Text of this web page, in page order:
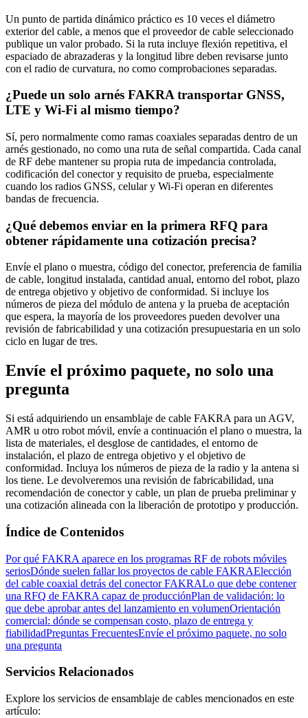
Un punto de partida dinámico práctico es 10 veces el diámetro
exterior del cable, a menos que el proveedor de cable seleccionado
publique un valor probado. Si la ruta incluye flexión repetitiva, el
espaciado de abrazaderas y la longitud libre deben revisarse junto
con el radio de curvatura, no como comprobaciones separadas.
¿Puede un solo arnés FAKRA transportar GNSS,
LTE y Wi‑Fi al mismo tiempo?
Sí, pero normalmente como ramas coaxiales separadas dentro de un
arnés gestionado, no como una ruta de señal compartida. Cada canal
de RF debe mantener su propia ruta de impedancia controlada,
codificación del conector y requisito de prueba, especialmente
cuando los radios GNSS, celular y Wi‑Fi operan en diferentes
bandas de frecuencia.
¿Qué debemos enviar en la primera RFQ para
obtener rápidamente una cotización precisa?
Envíe el plano o muestra, código del conector, preferencia de familia
de cable, longitud instalada, cantidad anual, entorno del robot, plazo
de entrega objetivo y objetivo de conformidad. Si incluye los
números de pieza del módulo de antena y la prueba de aceptación
que espera, la mayoría de los proveedores pueden devolver una
revisión de fabricabilidad y una cotización presupuestaria en un solo
ciclo en lugar de tres.
Envíe el próximo paquete, no solo una
pregunta
Si está adquiriendo un ensamblaje de cable FAKRA para un AGV,
AMR u otro robot móvil, envíe a continuación el plano o muestra, la
lista de materiales, el desglose de cantidades, el entorno de
instalación, el plazo de entrega objetivo y el objetivo de
conformidad. Incluya los números de pieza de la radio y la antena si
los tiene. Le devolveremos una revisión de fabricabilidad, una
recomendación de conector y cable, un plan de prueba preliminar y
una cotización alineada con la liberación de prototipo y producción.
Índice de Contenidos
Por qué FAKRA aparece en los programas RF de robots móviles
seriosDónde suelen fallar los proyectos de cable FAKRAElección
del cable coaxial detrás del conector FAKRALo que debe contener
una RFQ de FAKRA capaz de producciónPlan de validación: lo
que debe aprobar antes del lanzamiento en volumenOrientación
comercial: dónde se compensan costo, plazo de entrega y
fiabilidadPreguntas FrecuentesEnvíe el próximo paquete, no solo
una pregunta
Servicios Relacionados
Explore los servicios de ensamblaje de cables mencionados en este
artículo: